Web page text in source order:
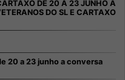
20 a 23 junho a conversa